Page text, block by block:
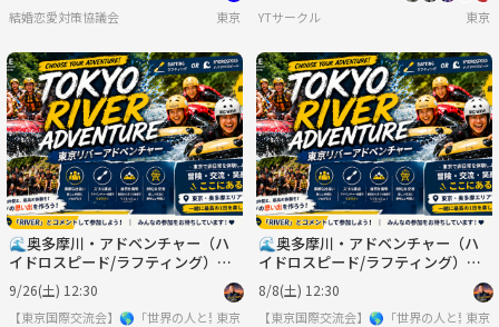
結婚恋愛対策協議会 東京 YTサークル 東京
🌊奥多摩川・アドベンチャー（ハ
イドロスピード/ラフティング）｜
初心者大歓迎・日帰りBBQ付き 🚣‍♂️
🔥
9/26(土) 12:30
【東京国際交流会】🌎「世界の人と繋りたい」違う世界見てみたい方は必見 ※英語喋
東京
🌊奥多摩川・アドベンチャー（ハ
イドロスピード/ラフティング）｜
初心者大歓迎・日帰りBBQ付き 🚣‍♂️
🔥
8/8(土) 12:30
【東京国際交流会】🌎「世界の人と繋り
東京